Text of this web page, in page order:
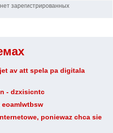
av att spela pa digitala
- dzxisicntc
poniewaz chca sie
зарегистрированных